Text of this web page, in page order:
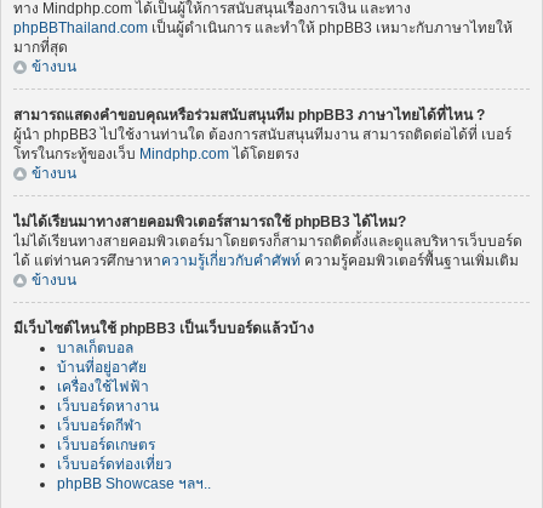
ทาง Mindphp.com ได้เป็นผู้ให้การสนับสนุนเรื่องการเงิน และทาง
phpBBThailand.com เป็นผู้ดำเนินการ และทำให้ phpBB3 เหมาะกับภาษาไทยให้
มากที่สุด
ข้างบน
สามารถแสดงคำขอบคุณหรือร่วมสนับสนุนทีม phpBB3 ภาษาไทยได้ที่ไหน ?
ผู้นำ phpBB3 ไปใช้งานท่านใด ต้องการสนับสนุนทีมงาน สามารถติดต่อได้ที่ เบอร์
โทรในกระทู้ของเว็บ Mindphp.com ได้โดยตรง
ข้างบน
ไม่ได้เรียนมาทางสายคอมพิวเตอร์สามารถใช้ phpBB3 ได้ไหม?
ไม่ได้เรียนทางสายคอมพิวเตอร์มาโดยตรงก็สามารถติดตั้งและดูแลบริหารเว็บบอร์ด
ได้ แต่ท่านควรศึกษาหาความรู้เกี่ยวกับคำศัพท์ ความรู้คอมพิวเตอร์พื้นฐานเพิ่มเติม
ข้างบน
มีเว็บไซต์ไหนใช้ phpBB3 เป็นเว็บบอร์ดแล้วบ้าง
บาลเก็ตบอล
บ้านที่อยู่อาศัย
เครื่องใช้ไฟฟ้า
เว็บบอร์ดหางาน
เว็บบอร์ดกีฬา
เว็บบอร์ดเกษตร
เว็บบอร์ดท่องเที่ยว
phpBB Showcase ฯลฯ..